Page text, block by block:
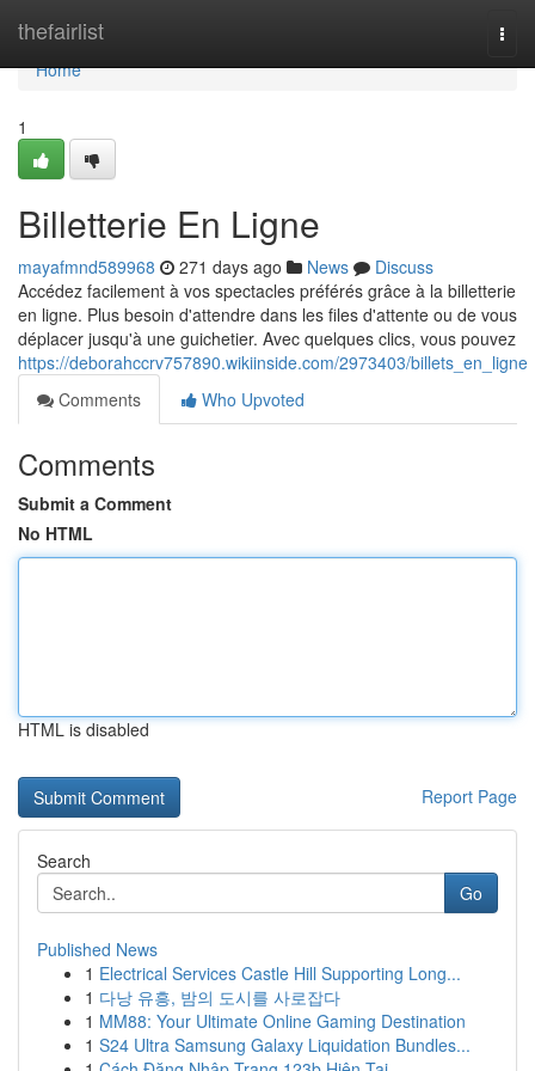
thefairlist
Home
Home
1
Billetterie En Ligne
mayafmnd589968 271 days ago News
Discuss
Accédez facilement à vos spectacles préférés grâce à la billetterie
en ligne. Plus besoin d'attendre dans les files d'attente ou de vous
déplacer jusqu'à une guichetier. Avec quelques clics, vous pouvez
https://deborahccrv757890.wikiinside.com/2973403/billets_en_ligne
Comments
Who Upvoted
Comments
Submit a Comment
No HTML
HTML is disabled
Report Page
Search
Go
Published News
1 Electrical Services Castle Hill Supporting Long...
1 다낭 유흥, 밤의 도시를 사로잡다
1 MM88: Your Ultimate Online Gaming Destination
1 S24 Ultra Samsung Galaxy Liquidation Bundles...